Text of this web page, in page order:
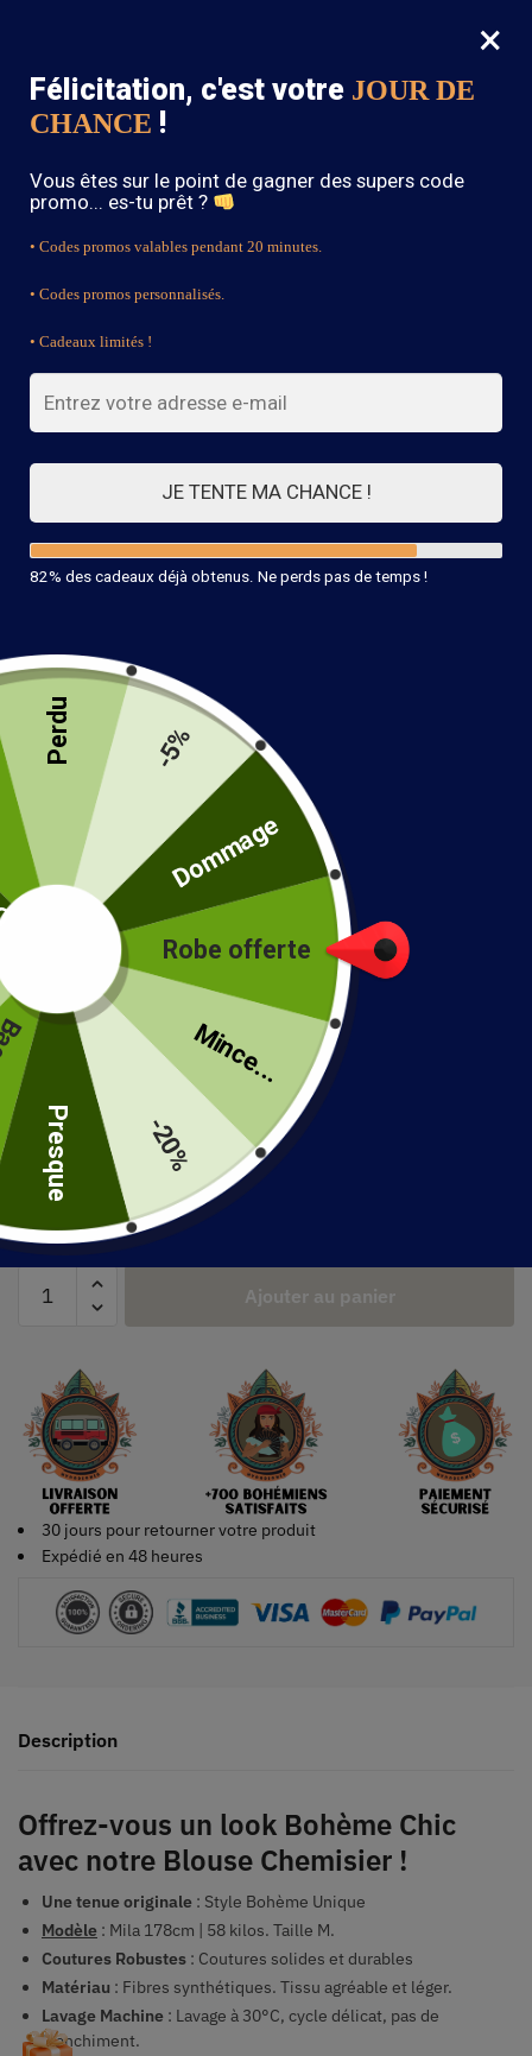
0
SOLDES : -15% sur toute la boutique avec le code « BOHEME15 »
Blouse chemisier bohème
38.99 €
Color
Size
Ajouter au panier
30 jours pour retourner votre produit
Expédié en 48 heures
Description
Offrez-vous un look Bohème Chic
avec notre Blouse Chemisier !
Une tenue originale : Style Bohème Unique
Modèle : Mila 178cm | 58 kilos. Taille M.
Coutures Robustes : Coutures solides et durables
Matériau : Fibres synthétiques. Tissu agréable et léger.
Lavage Machine : Lavage à 30°C, cycle délicat, pas de
blanchiment.
×
Félicitation, c'est votre JOUR DE
CHANCE !
Vous êtes sur le point de gagner des supers code
promo... es-tu prêt ?
• Codes promos valables pendant 20 minutes.
• Codes promos personnalisés.
• Cadeaux limités !
JE TENTE MA CHANCE !
82% des cadeaux déjà obtenus. Ne perds pas de temps !
Robe offerte
Mince...
-20%
Presque
Perdu -5%
Dommage